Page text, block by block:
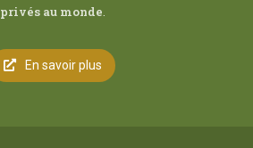
privés au monde.
En savoir plus